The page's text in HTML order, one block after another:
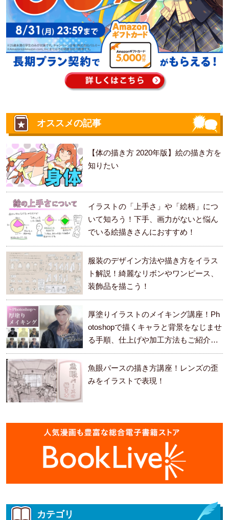
オススメの記事
【体の描き方 2020年版】絵の描き方を
知りたい
イラストの「上手さ」や「絵柄」につ
いて知ろう！下手、画力がないと悩ん
でいる絵描きさんにおすすめ！
服装のデザイン方法や描き方をイラス
ト解説！綺麗なリボンやワンピース、
装飾品を描こう！
厚塗りイラストのメイキング講座！Ph
otoshopで描くキャラと背景をなじませ
る手順、仕上げや加工方法もご紹介し
ます。
魚眼パースの描き方講座！レンズの歪
みをイラストで表現！
カテゴリ